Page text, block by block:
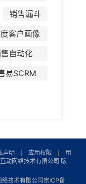
销售漏斗
客户画像
自动化
易SCRM
声明 应用权限
用
动网络技术有限公司 版
技术有限公司京ICP备